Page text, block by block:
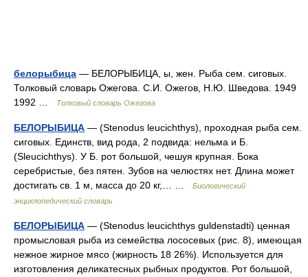
белорыбица — БЕЛОРЫБИЦА, ы, жен. Рыба сем. сиговых.
Толковый словарь Ожегова. С.И. Ожегов, Н.Ю. Шведова. 1949
1992 …
Толковый словарь Ожегова
БЕЛОРЫБИЦА — (Stenodus leucichthys), проходная рыба сем.
сиговых. Единств, вид рода, 2 подвида: нельма и Б.
(Sleucichthys). У Б. рот большой, чешуя крупная. Бока
серебристые, без пятен. Зубов на челюстях нет. Длина может
достигать св. 1 м, масса до 20 кг,… …
Биологический
энциклопедический словарь
БЕЛОРЫБИЦА — (Stenodus leucichthys guldenstadti) ценная
промысловая рыба из семейства лососевых (рис. 8), имеющая
нежное жирное мясо (жирность 18 26%). Используется для
изготовления деликатесных рыбных продуктов. Рот большой,